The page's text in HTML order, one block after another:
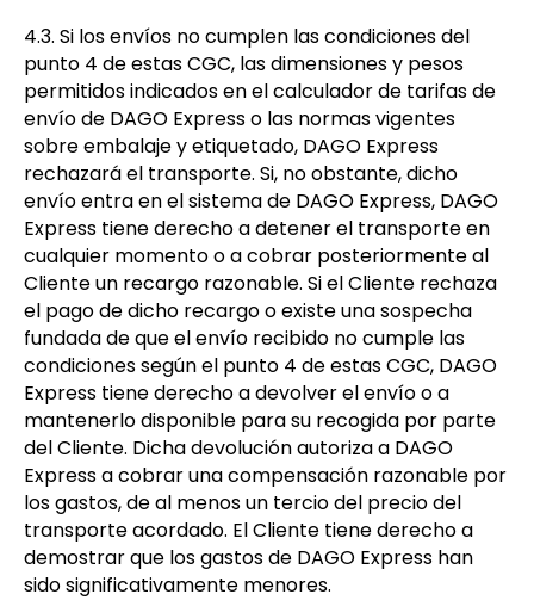
4.3. Si los envíos no cumplen las condiciones del
punto 4 de estas CGC, las dimensiones y pesos
permitidos indicados en el calculador de tarifas de
envío de DAGO Express o las normas vigentes
sobre embalaje y etiquetado, DAGO Express
rechazará el transporte. Si, no obstante, dicho
envío entra en el sistema de DAGO Express, DAGO
Express tiene derecho a detener el transporte en
cualquier momento o a cobrar posteriormente al
Cliente un recargo razonable. Si el Cliente rechaza
el pago de dicho recargo o existe una sospecha
fundada de que el envío recibido no cumple las
condiciones según el punto 4 de estas CGC, DAGO
Express tiene derecho a devolver el envío o a
mantenerlo disponible para su recogida por parte
del Cliente. Dicha devolución autoriza a DAGO
Express a cobrar una compensación razonable por
los gastos, de al menos un tercio del precio del
transporte acordado. El Cliente tiene derecho a
demostrar que los gastos de DAGO Express han
sido significativamente menores.